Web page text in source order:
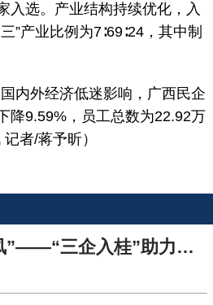
入选。产业结构持续优化，入
”产业比例为7∶69∶24，其中制
外经济低迷影响，广西民企
降9.59%，员工总数为22.92万
者/蒋予昕）
多管齐下“筑巢引凤”——“三企入桂”助力广西高质量发展